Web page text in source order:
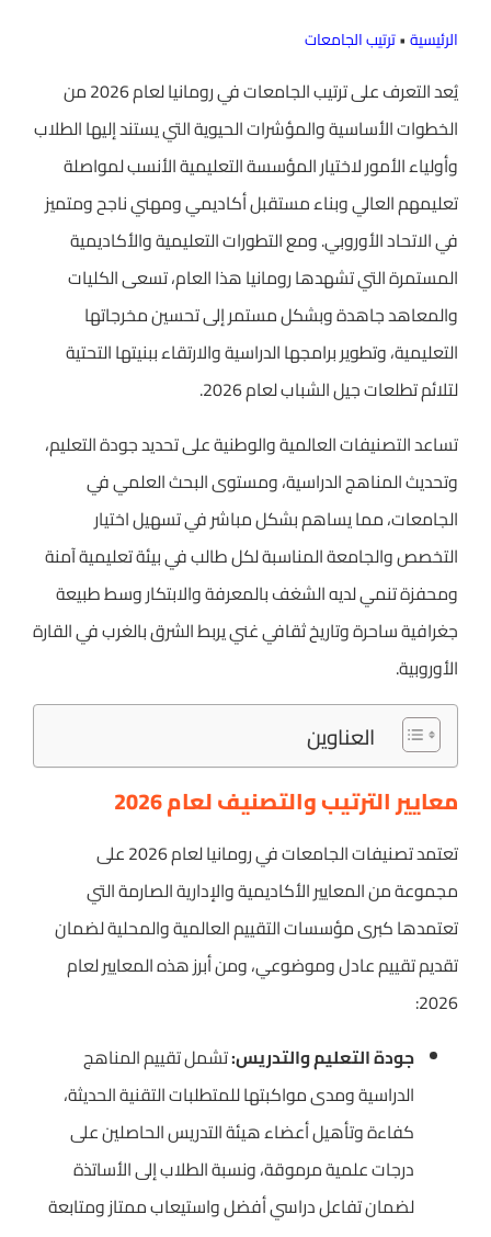
الرئيسية•ترتيب الجامعات
يُعد التعرف على ترتيب الجامعات في رومانيا لعام 2026 من
الخطوات الأساسية والمؤشرات الحيوية التي يستند إليها الطلاب
وأولياء الأمور لاختيار المؤسسة التعليمية الأنسب لمواصلة
تعليمهم العالي وبناء مستقبل أكاديمي ومهني ناجح ومتميز
في الاتحاد الأوروبي. ومع التطورات التعليمية والأكاديمية
المستمرة التي تشهدها رومانيا هذا العام، تسعى الكليات
والمعاهد جاهدة وبشكل مستمر إلى تحسين مخرجاتها
التعليمية، وتطوير برامجها الدراسية والارتقاء ببنيتها التحتية
لتلائم تطلعات جيل الشباب لعام 2026.
تساعد التصنيفات العالمية والوطنية على تحديد جودة التعليم،
وتحديث المناهج الدراسية، ومستوى البحث العلمي في
الجامعات، مما يساهم بشكل مباشر في تسهيل اختيار
التخصص والجامعة المناسبة لكل طالب في بيئة تعليمية آمنة
ومحفزة تنمي لديه الشغف بالمعرفة والابتكار وسط طبيعة
جغرافية ساحرة وتاريخ ثقافي غني يربط الشرق بالغرب في القارة
الأوروبية.
العناوين
معايير الترتيب والتصنيف لعام 2026
تعتمد تصنيفات الجامعات في رومانيا لعام 2026 على
مجموعة من المعايير الأكاديمية والإدارية الصارمة التي
تعتمدها كبرى مؤسسات التقييم العالمية والمحلية لضمان
تقديم تقييم عادل وموضوعي، ومن أبرز هذه المعايير لعام
2026:
جودة التعليم والتدريس:تشمل تقييم المناهج
الدراسية ومدى مواكبتها للمتطلبات التقنية الحديثة،
كفاءة وتأهيل أعضاء هيئة التدريس الحاصلين على
درجات علمية مرموقة، ونسبة الطلاب إلى الأساتذة
لضمان تفاعل دراسي أفضل واستيعاب ممتاز ومتابعة